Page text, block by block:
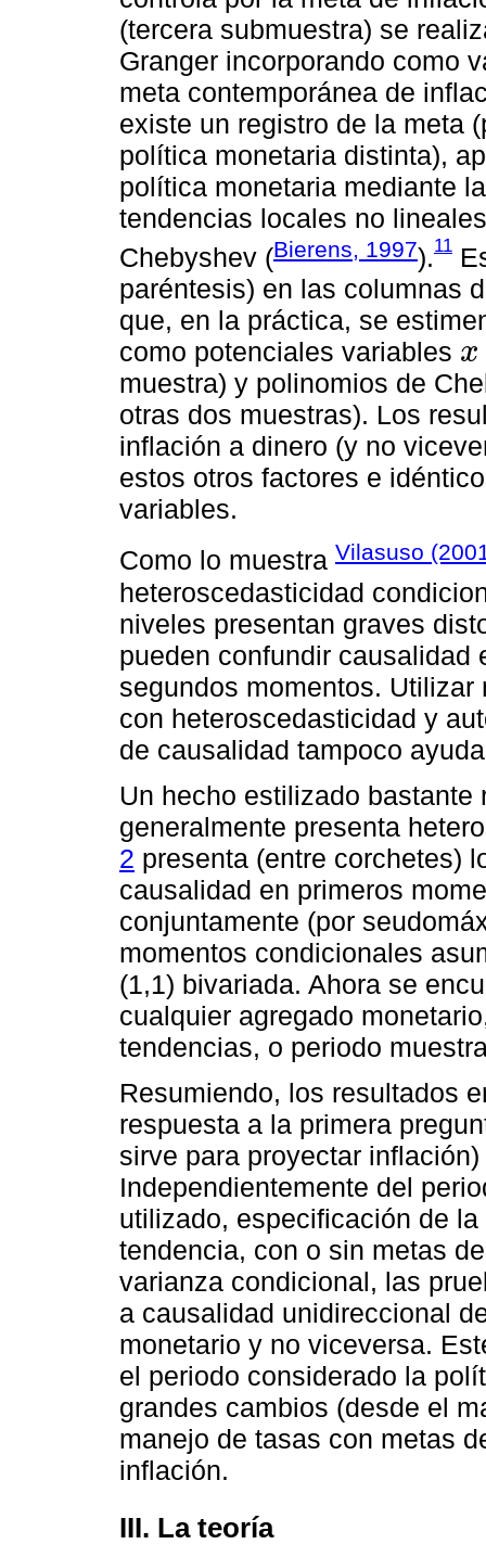
(tercera submuestra) se
Granger incorporando como
meta contemporánea de
existe un registro de la meta
política monetaria distinta),
política monetaria mediante
tendencias locales no
Chebyshev (Bierens, 1997).11
paréntesis) en las columnas
que, en la práctica, se
como potenciales variables x
x
muestra) y polinomios de
otras dos muestras). Los
inflación a dinero (y no
estos otros factores e
variables.
Como lo muestra Vilasuso
heteroscedasticidad
niveles presentan graves
pueden confundir causalidad
segundos momentos.
con heteroscedasticidad y
de causalidad tampoco
Un hecho estilizado
generalmente presenta
2 presenta (entre corchetes)
causalidad en primeros
conjuntamente (por
momentos condicionales
(1,1) bivariada. Ahora se
cualquier agregado
tendencias, o periodo
Resumiendo, los resultados
respuesta a la primera
sirve para proyectar
Independientemente del
utilizado, especificación de
tendencia, con o sin metas
varianza condicional, las
a causalidad unidireccional
monetario y no viceversa.
el periodo considerado la
grandes cambios (desde el
manejo de tasas con metas
inflación.
III. La teoría